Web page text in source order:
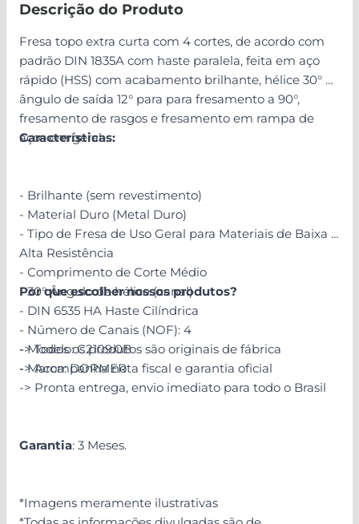
Descrição do Produto
Fresa topo extra curta com 4 cortes, de acordo com
padrão DIN 1835A com haste paralela, feita em aço
rápido (HSS) com acabamento brilhante, hélice 30° e
ângulo de saída 12° para para fresamento a 90°,
fresamento de rasgos e fresamento em rampa de
aços em geral
Características:
- Brilhante (sem revestimento)
- Material Duro (Metal Duro)
- Tipo de Fresa de Uso Geral para Materiais de Baixa a
Alta Resistência
- Comprimento de Corte Médio
- 30° Ângulo de hélice (canal)
- DIN 6535 HA Haste Cilíndrica
- Número de Canais (NOF): 4
- Modelo: C2109.0B
- Marca: DORMER
Por que escolher nossos produtos?
-> Todos os produtos são originais de fábrica
-> Acompanha nota fiscal e garantia oficial
-> Pronta entrega, envio imediato para todo o Brasil
Garantia: 3 Meses.
*Imagens meramente ilustrativas